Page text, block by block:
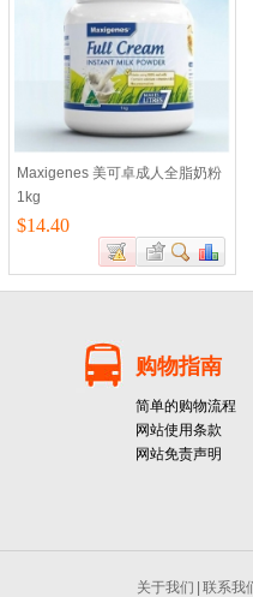
Maxigenes 美可卓成人全脂奶粉
1kg
$14.40
购物指南
简单的购物流程
网站使用条款
网站免责声明
关于我们 联系我